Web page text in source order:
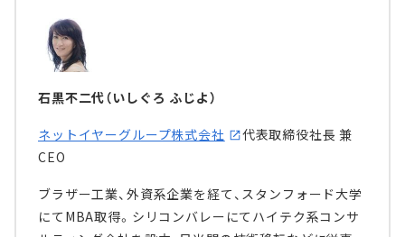
石黒不二代（いしぐろ ふじよ）
ネットイヤーグループ株式会社
代表取締役社長 兼
CEO
ブラザー工業、外資系企業を経て、スタンフォード大学
にてMBA取得。シリコンバレーにてハイテク系コンサ